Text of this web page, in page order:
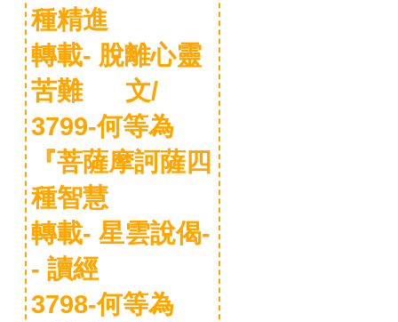
種精進
轉載- 脫離心靈
苦難 文/
3799-何等為
『菩薩摩訶薩四
種智慧
轉載- 星雲說偈-
- 讀經
3798-何等為